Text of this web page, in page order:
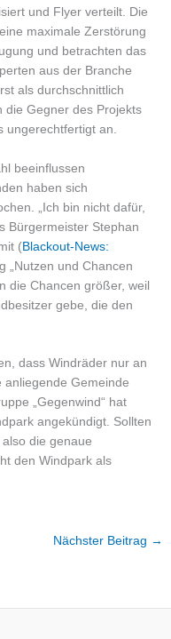
und Flyer verteilt. Die
maximale Zerstörung
und betrachten das
aus der Branche
als durchschnittlich
die Gegner des Projekts
ungerechtfertigt an.
beeinflussen
haben sich
„Ich bin nicht dafür,
Bürgermeister Stephan
(Blackout-News:
„Nutzen und Chancen
die Chancen größer, weil
gebe, die den
dass Windräder nur an
anliegende Gemeinde
„Gegenwind“ hat
angekündigt. Sollten
die genaue
den Windpark als
Nächster Beitrag →